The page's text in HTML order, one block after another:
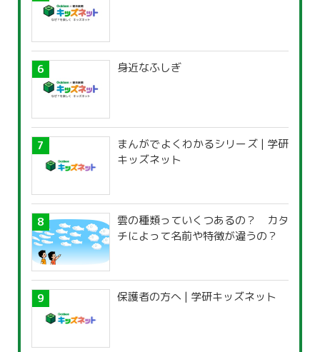
身近なふしぎ
まんがでよくわかるシリーズ | 学研
キッズネット
雲の種類っていくつあるの？ カタ
チによって名前や特徴が違うの？
保護者の方へ | 学研キッズネット